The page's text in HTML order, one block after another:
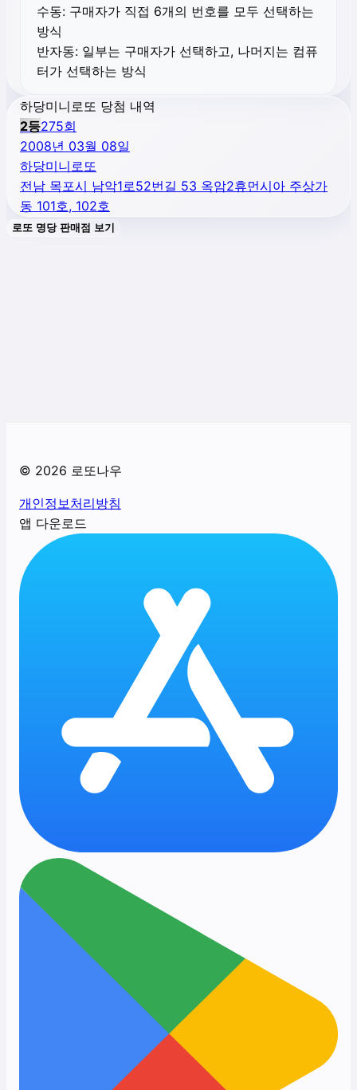
수동: 구매자가 직접 6개의 번호를 모두 선택하는
방식
반자동: 일부는 구매자가 선택하고, 나머지는 컴퓨
터가 선택하는 방식
하당미니로또 당첨 내역
2등275회
2008년 03월 08일
하당미니로또
전남 목포시 남악1로52번길 53 옥암2휴먼시아 주상가
동 101호, 102호
로또 명당 판매점 보기
© 2026 로또나우
개인정보처리방침
앱 다운로드